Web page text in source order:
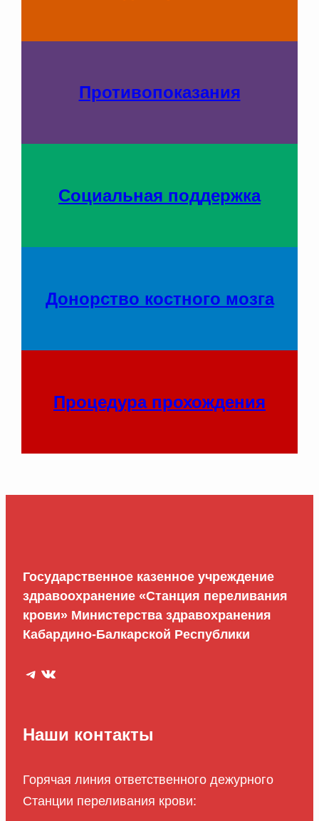
Противопоказания
Социальная поддержка
Донорство костного мозга
Процедура прохождения
Государственное казенное учреждение
здравоохранение «Станция переливания
крови» Министерства здравохранения
Кабардино-Балкарской Республики
Telegram ВКонтакте
Наши контакты
Горячая линия ответственного дежурного
Станции переливания крови: